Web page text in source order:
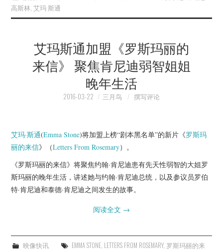
高斯林 ,艾玛·斯通
艾玛斯通加盟《罗斯玛丽的
来信》 聚焦肯尼迪弱智姐姐
晚年生活
2016-03-22 三月鸟 撰写评论
艾玛·斯通(Emma Stone)将加盟上榜“剧本黑名单”的新片《罗斯玛
丽的来信》（Letters From Rosemary）。
《罗斯玛丽的来信》将聚焦约翰·肯尼迪患有先天性弱智的大姐罗
斯玛丽的晚年生活，讲述她与约翰·肯尼迪总统，以及参议员罗伯
特·肯尼迪和泰德·肯尼迪之间发生的故事。
阅读全文 →
映像快讯 EMMA STONE, LETTERS FROM ROSEMARY, 罗斯玛丽的来